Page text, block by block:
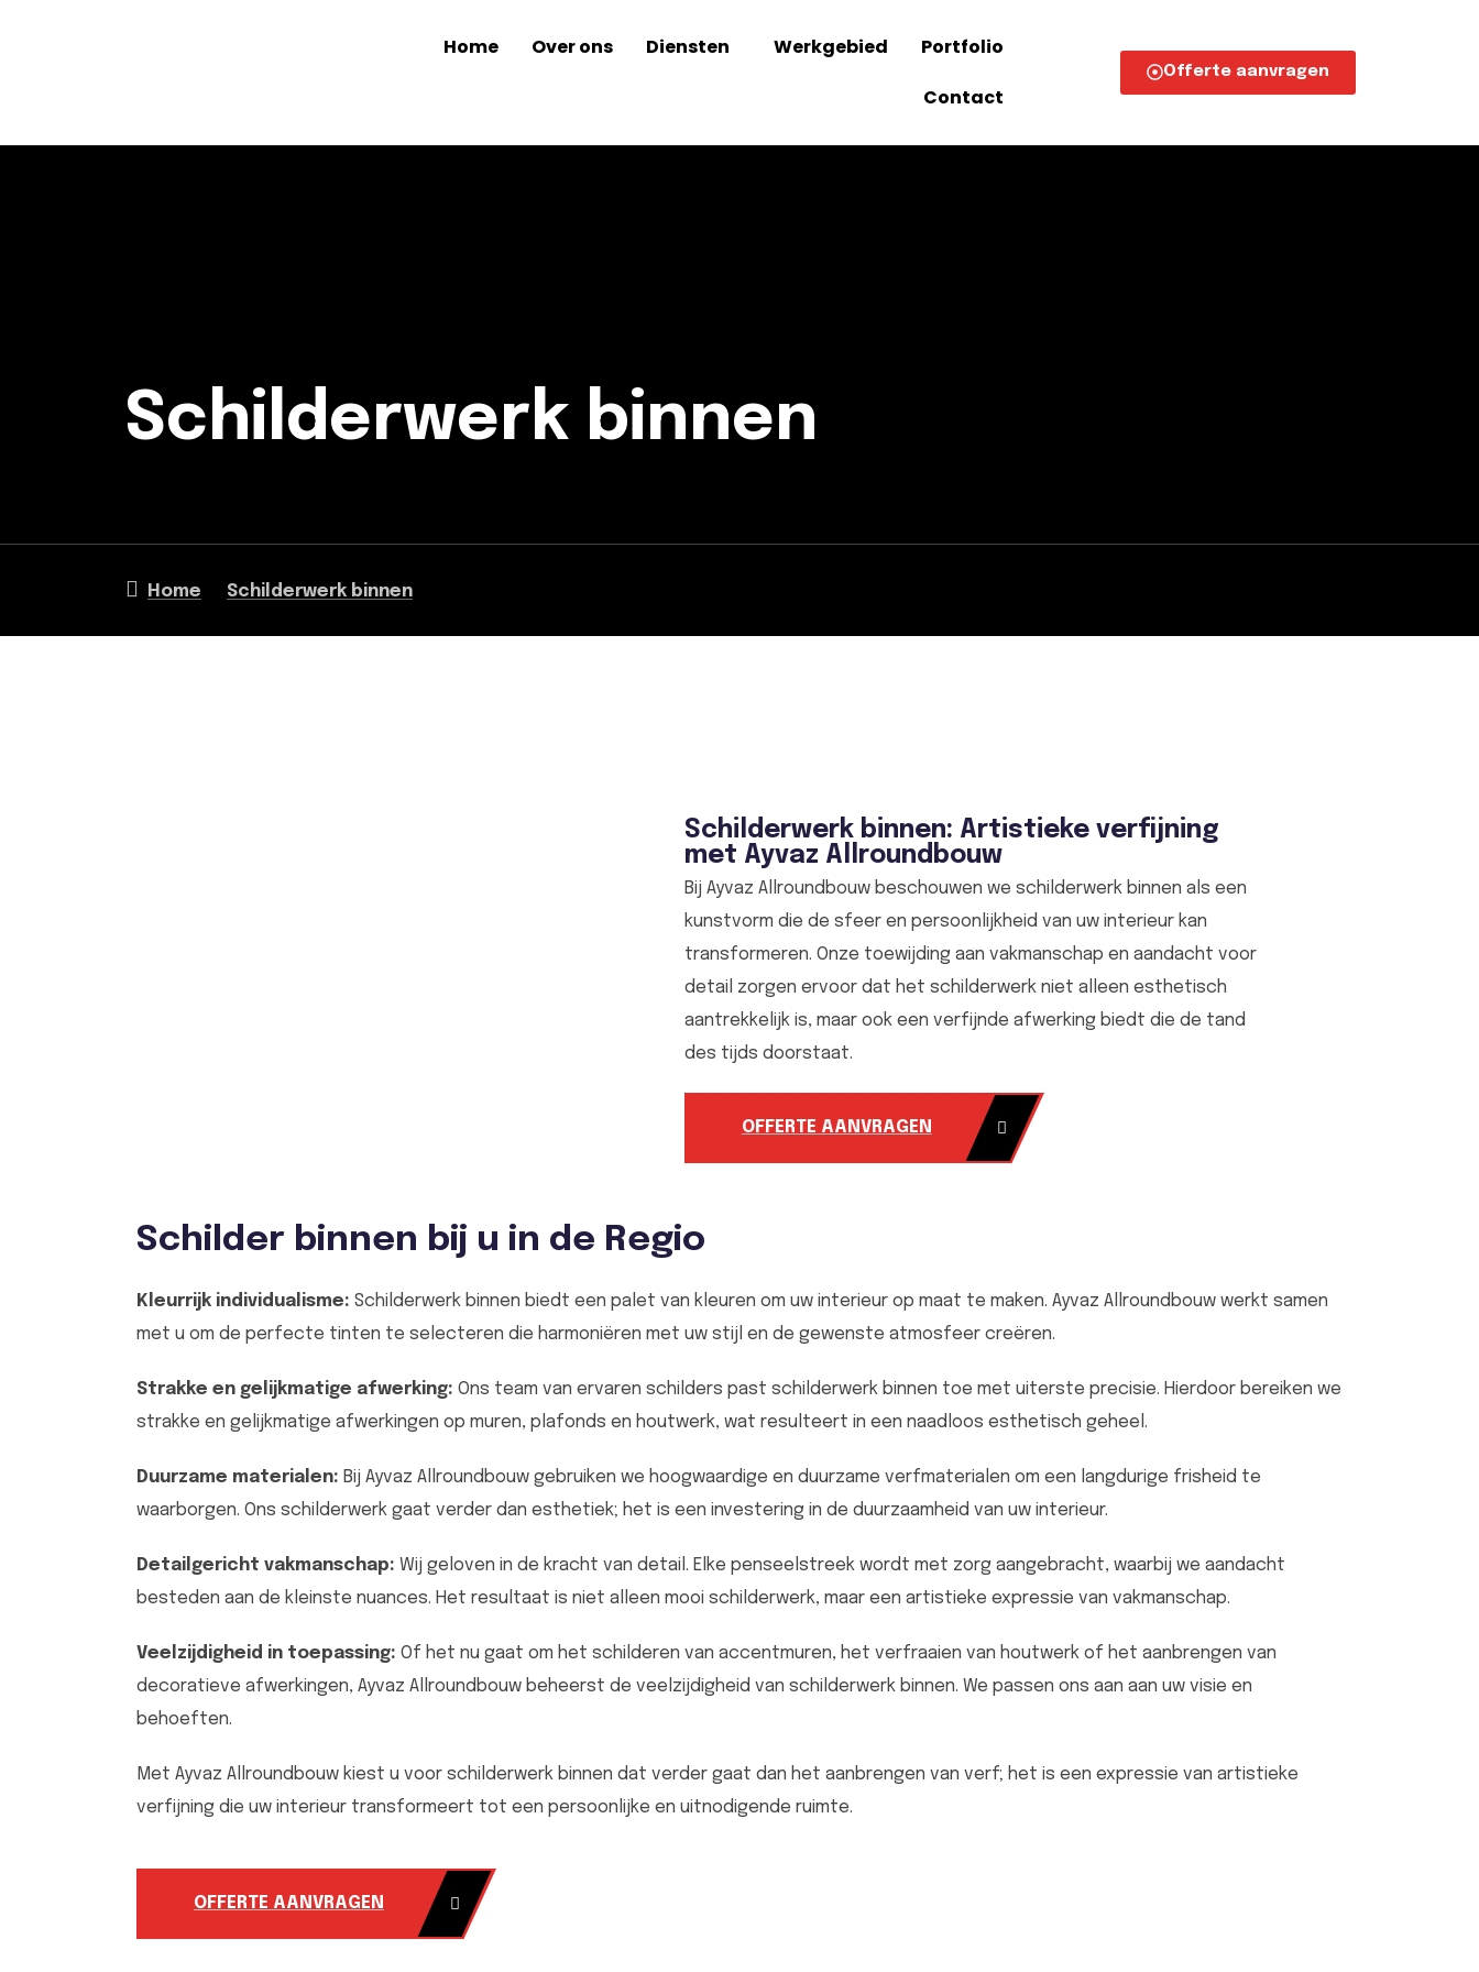
Home Over ons Diensten Werkgebied
Portfolio
Contact
Offerte aanvragen
Schilderwerk binnen
Home Schilderwerk binnen
Schilderwerk binnen: Artistieke verfijning
met Ayvaz Allroundbouw
Bij Ayvaz Allroundbouw beschouwen we schilderwerk binnen als een
kunstvorm die de sfeer en persoonlijkheid van uw interieur kan
transformeren. Onze toewijding aan vakmanschap en aandacht voor
detail zorgen ervoor dat het schilderwerk niet alleen esthetisch
aantrekkelijk is, maar ook een verfijnde afwerking biedt die de tand
des tijds doorstaat.
OFFERTE AANVRAGEN
Schilder binnen bij u in de Regio
Kleurrijk individualisme: Schilderwerk binnen biedt een palet van kleuren om uw interieur op maat te maken. Ayvaz Allroundbouw werkt samen
met u om de perfecte tinten te selecteren die harmoniëren met uw stijl en de gewenste atmosfeer creëren.
Strakke en gelijkmatige afwerking: Ons team van ervaren schilders past schilderwerk binnen toe met uiterste precisie. Hierdoor bereiken we
strakke en gelijkmatige afwerkingen op muren, plafonds en houtwerk, wat resulteert in een naadloos esthetisch geheel.
Duurzame materialen: Bij Ayvaz Allroundbouw gebruiken we hoogwaardige en duurzame verfmaterialen om een langdurige frisheid te
waarborgen. Ons schilderwerk gaat verder dan esthetiek; het is een investering in de duurzaamheid van uw interieur.
Detailgericht vakmanschap: Wij geloven in de kracht van detail. Elke penseelstreek wordt met zorg aangebracht, waarbij we aandacht
besteden aan de kleinste nuances. Het resultaat is niet alleen mooi schilderwerk, maar een artistieke expressie van vakmanschap.
Veelzijdigheid in toepassing: Of het nu gaat om het schilderen van accentmuren, het verfraaien van houtwerk of het aanbrengen van
decoratieve afwerkingen, Ayvaz Allroundbouw beheerst de veelzijdigheid van schilderwerk binnen. We passen ons aan aan uw visie en
behoeften.
Met Ayvaz Allroundbouw kiest u voor schilderwerk binnen dat verder gaat dan het aanbrengen van verf; het is een expressie van artistieke
verfijning die uw interieur transformeert tot een persoonlijke en uitnodigende ruimte.
OFFERTE AANVRAGEN